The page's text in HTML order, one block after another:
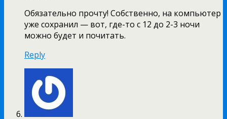
Обязательно прочту! Собственно, на компьютер
уже сохранил — вот, где-то с 12 до 2-3 ночи
можно будет и почитать.
Reply